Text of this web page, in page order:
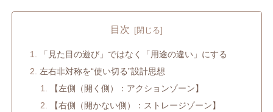
目次
「見た目の遊び」ではなく「用途の違い」にする
左右非対称を“使い切る”設計思想
【左側（開く側）：アクションゾーン】
【右側（開かない側）：ストレージゾーン】